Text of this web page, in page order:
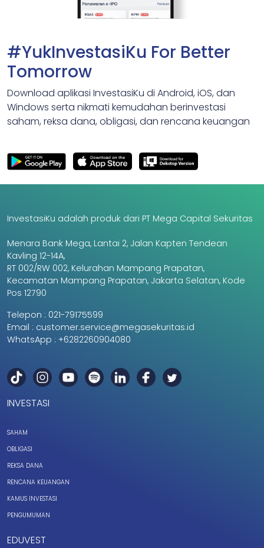
#YukInvestasiKu For Better
Tomorrow
Download aplikasi InvestasiKu di Android, iOS, dan
Windows serta nikmati kemudahan berinvestasi
saham, reksa dana, obligasi, dan rencana keuangan
InvestasiKu adalah produk dari PT Mega Capital Sekuritas
Menara Bank Mega, Lantai 2, Jalan Kapten Tendean
Kavling 12-14A,
RT 002/RW 002, Kelurahan Mampang Prapatan,
Kecamatan Mampang Prapatan, Jakarta Selatan, Kode
Pos 12790
Telepon : 021-79175599
Email : customer.service@megasekuritas.id
WhatsApp : +6282260904080
INVESTASI
SAHAM
OBLIGASI
REKSA DANA
RENCANA KEUANGAN
KAMUS INVESTASI
PENGUMUMAN
EDUVEST